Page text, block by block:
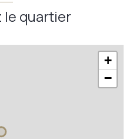
le quartier
+
−